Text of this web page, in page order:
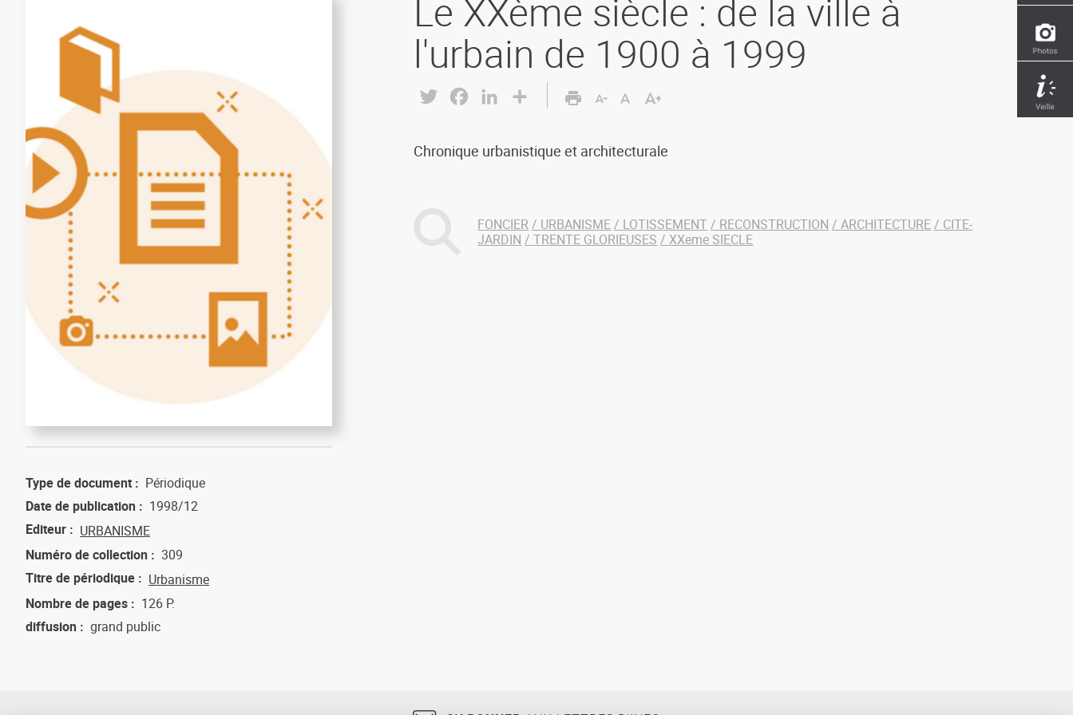
Le XXème siècle : de la ville à
l'urbain de 1900 à 1999
Twitter FacebookLinkedIn
Chronique urbanistique et architecturale
FONCIER URBANISME LOTISSEMENT RECONSTRUCTION ARCHITECTURE
CITE-
JARDIN
TRENTE GLORIEUSES XXeme SIECLE
Type de document
Périodique
Date de publication
1998/12
Editeur
URBANISME
Numéro de collection
309
Titre de périodique
Urbanisme
Nombre de pages
126 P.
diffusion
grand public